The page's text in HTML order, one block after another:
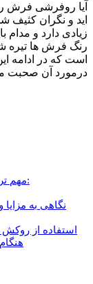
آیا روفرشی فرش
اید و نگران کثیف
زیادی دارد و مدام
رنگ فرش ها تیره
است که در ادامه
درمورد آن صحبت
مهم ترین نکات در رابطه با استفاده از روفرشی:
نگاهی به
استفاده از